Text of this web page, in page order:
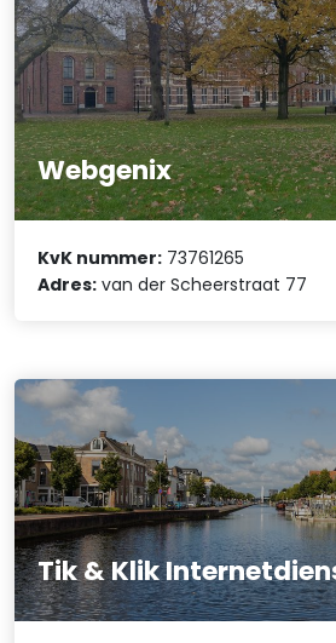
Webgenix
KvK nummer: 73761265
Adres: van der Scheerstraat 77
Tik & Klik